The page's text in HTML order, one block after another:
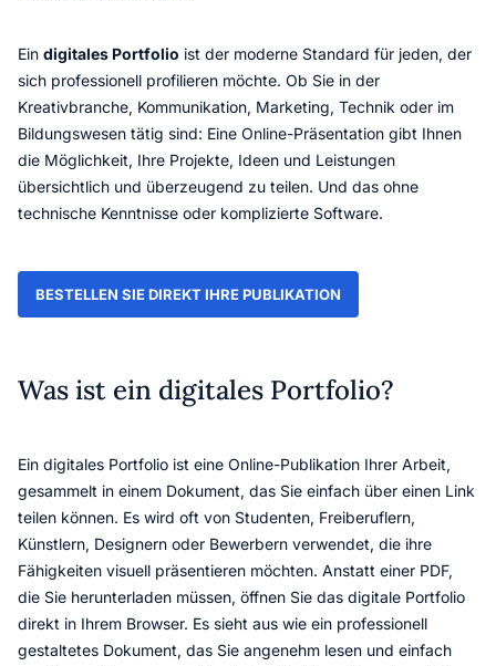
Ein digitales Portfolio ist der moderne Standard für jeden, der
sich professionell profilieren möchte. Ob Sie in der
Kreativbranche, Kommunikation, Marketing, Technik oder im
Bildungswesen tätig sind: Eine Online-Präsentation gibt Ihnen
die Möglichkeit, Ihre Projekte, Ideen und Leistungen
übersichtlich und überzeugend zu teilen. Und das ohne
technische Kenntnisse oder komplizierte Software.
BESTELLEN SIE DIREKT IHRE PUBLIKATION
Was ist ein digitales Portfolio?
Ein digitales Portfolio ist eine Online-Publikation Ihrer Arbeit,
gesammelt in einem Dokument, das Sie einfach über einen Link
teilen können. Es wird oft von Studenten, Freiberuflern,
Künstlern, Designern oder Bewerbern verwendet, die ihre
Fähigkeiten visuell präsentieren möchten. Anstatt einer PDF,
die Sie herunterladen müssen, öffnen Sie das digitale Portfolio
direkt in Ihrem Browser. Es sieht aus wie ein professionell
gestaltetes Dokument, das Sie angenehm lesen und einfach